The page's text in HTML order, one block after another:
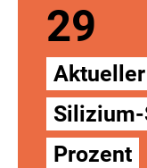
29
Prozent